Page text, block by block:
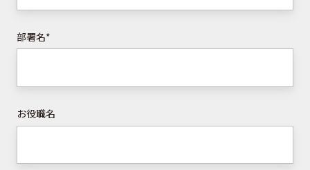
部署名*
お役職名